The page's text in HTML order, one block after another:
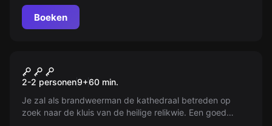
Boeken
VR Save Notre-Dame on Fire
2-2 personen9+60 min.
Je zal als brandweerman de kathedraal betreden op
zoek naar de kluis van de heilige relikwie. Een goed